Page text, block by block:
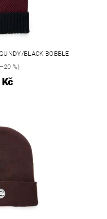
BLACK BOBBLE
%)